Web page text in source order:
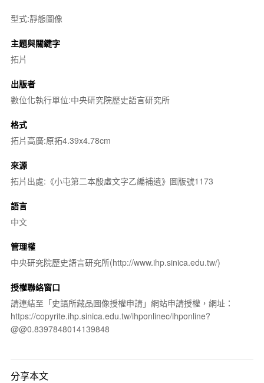
型式:靜態圖像
主題與關鍵字
拓片
出版者
數位化執行單位:中央研究院歷史語言研究所
格式
拓片高廣:原拓4.39x4.78cm
來源
拓片出處:《小屯第二本殷虛文字乙編補遺》圖版號1173
語言
中文
管理權
中央研究院歷史語言研究所(http://www.ihp.sinica.edu.tw/)
授權聯絡窗口
請連結至「史語所藏品圖像授權申請」網站申請授權，網址：
https://copyrite.ihp.sinica.edu.tw/ihponlinec/ihponline?
@@0.8397848014139848
分享本文